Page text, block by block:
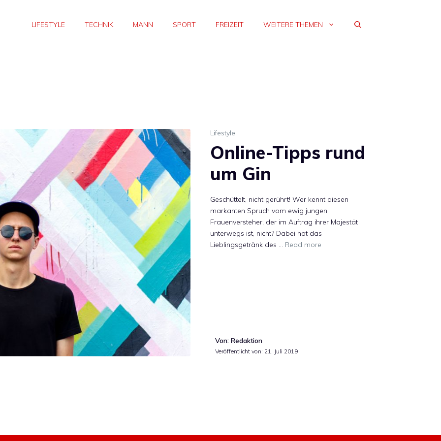
LIFESTYLE TECHNIK MANN SPORT FREIZEIT WEITERE THEMEN
Lifestyle
Online-Tipps rund
um Gin
Geschüttelt, nicht gerührt! Wer kennt diesen
markanten Spruch vom ewig jungen
Frauenversteher, der im Auftrag ihrer Majestät
unterwegs ist, nicht? Dabei hat das
Lieblingsgetränk des … Read more
Von: Redaktion
Veröffentlicht von: 21. Juli 2019